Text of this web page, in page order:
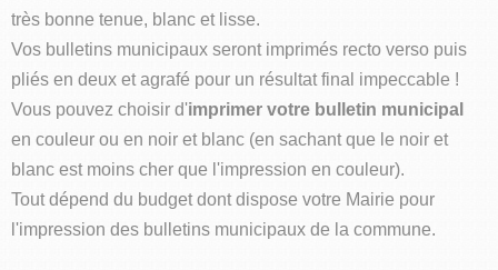
très bonne tenue, blanc et lisse.
Vos bulletins municipaux seront imprimés recto verso puis
pliés en deux et agrafé pour un résultat final impeccable !
Vous pouvez choisir d'imprimer votre bulletin municipal
en couleur ou en noir et blanc (en sachant que le noir et
blanc est moins cher que l'impression en couleur).
Tout dépend du budget dont dispose votre Mairie pour
l'impression des bulletins municipaux de la commune.